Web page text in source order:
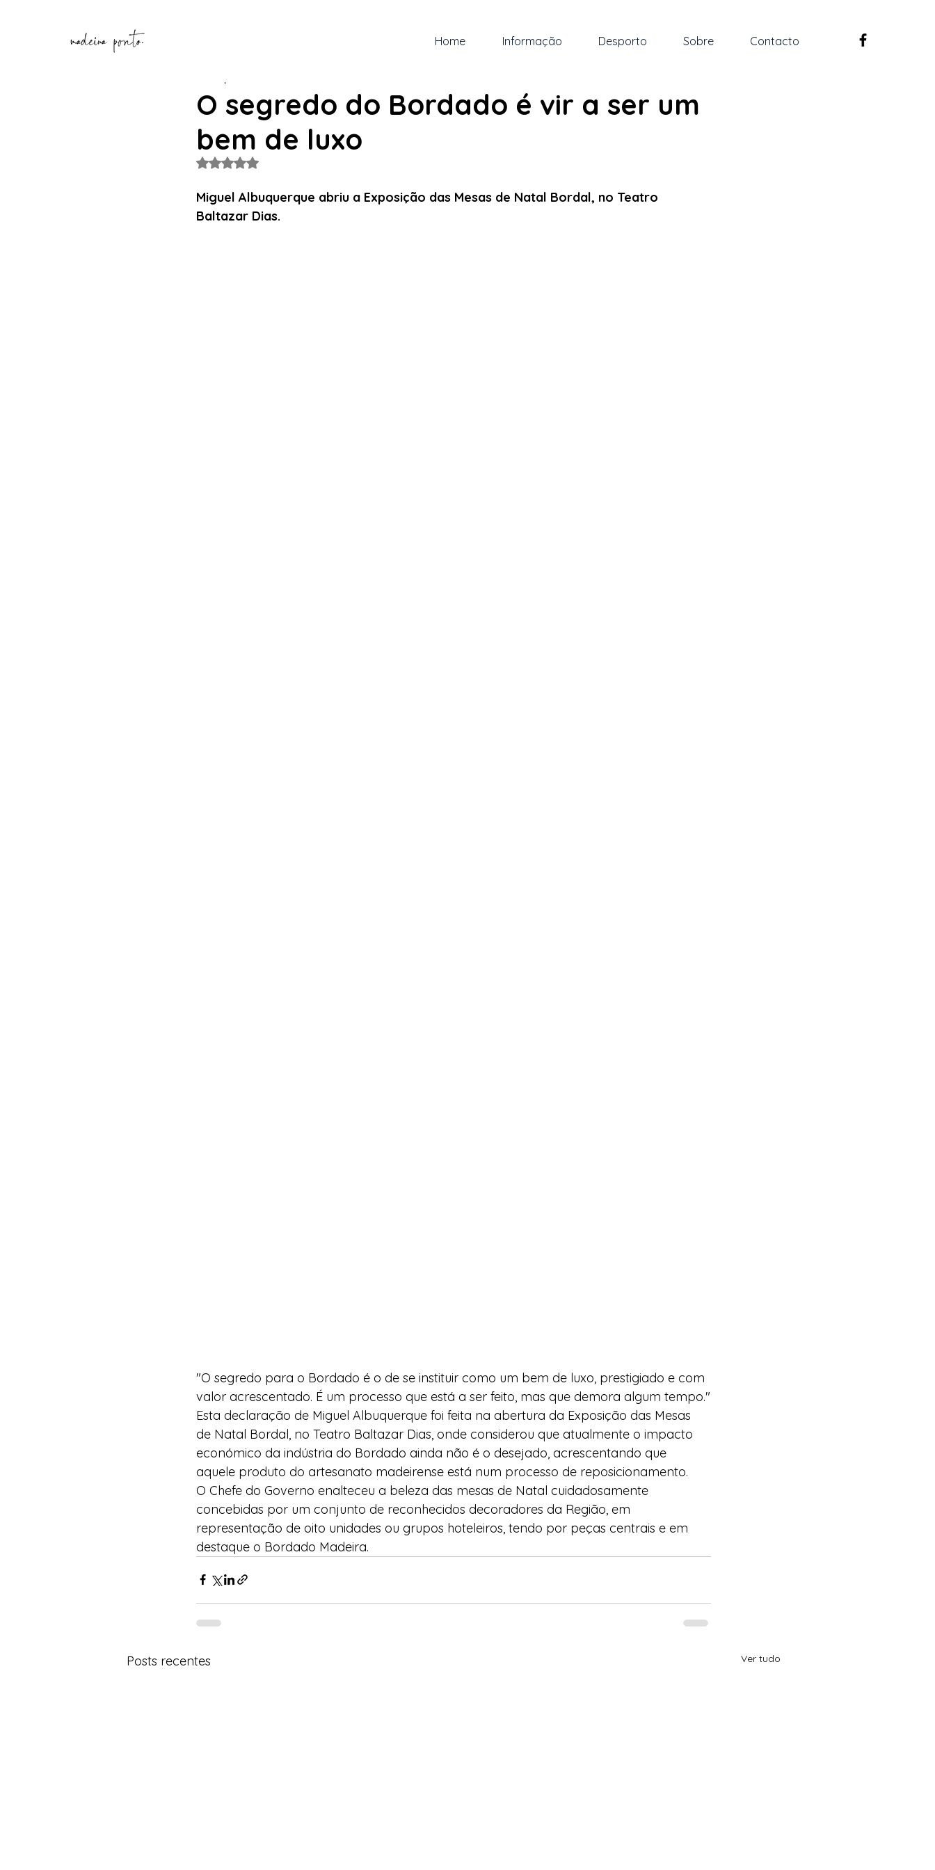
Home Informação Desporto Sobre Contacto
O segredo do Bordado é vir a ser um
bem de luxo
Avaliado com NaN de 5 estrelas.
Miguel Albuquerque abriu a Exposição das Mesas de Natal Bordal, no Teatro
Baltazar Dias.
"O segredo para o Bordado é o de se instituir como um bem de luxo, prestigiado e com
valor acrescentado. É um processo que está a ser feito, mas que demora algum tempo."
Esta declaração de Miguel Albuquerque foi feita na abertura da Exposição das Mesas
de Natal Bordal, no Teatro Baltazar Dias, onde considerou que atualmente o impacto
económico da indústria do Bordado ainda não é o desejado, acrescentando que
aquele produto do artesanato madeirense está num processo de reposicionamento.
O Chefe do Governo enalteceu a beleza das mesas de Natal cuidadosamente
concebidas por um conjunto de reconhecidos decoradores da Região, em
representação de oito unidades ou grupos hoteleiros, tendo por peças centrais e em
destaque o Bordado Madeira.
Posts recentes Ver tudo